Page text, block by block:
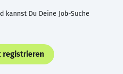
kannst Du Deine Job-Suche
registrieren